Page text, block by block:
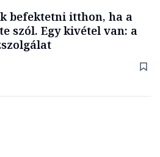
befektetni itthon, ha a
szól. Egy kivétel van: a